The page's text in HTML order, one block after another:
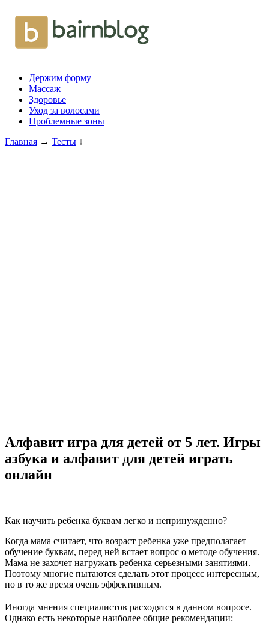
Держим форму
Массаж
Здоровье
Уход за волосами
Проблемные зоны
Главная → Тесты ↓
Алфавит игра для детей от 5 лет. Игры
азбука и алфавит для детей играть
онлайн
Как научить ребенка буквам легко и непринужденно?
Когда мама считает, что возраст ребенка уже предполагает
обучение буквам, перед ней встает вопрос о методе обучения.
Мама не захочет нагружать ребенка серьезными занятиями.
Поэтому многие пытаются сделать этот процесс интересным,
но в то же время очень эффективным.
Иногда мнения специалистов расходятся в данном вопросе.
Однако есть некоторые наиболее общие рекомендации: